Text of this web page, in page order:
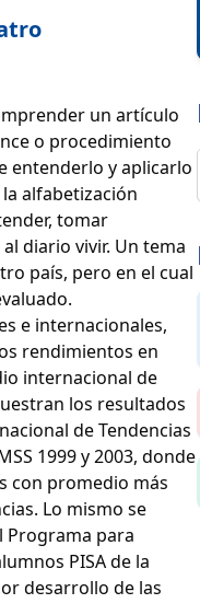
un artículo
o procedimiento
entenderlo y aplicarlo
alfabetización
tomar
diario vivir. Un tema
país, pero en el cual
e internacionales,
rendimientos en
internacional de
los resultados
de Tendencias
1999 y 2003, donde
con promedio más
Lo mismo se
Programa para
PISA de la
desarrollo de las